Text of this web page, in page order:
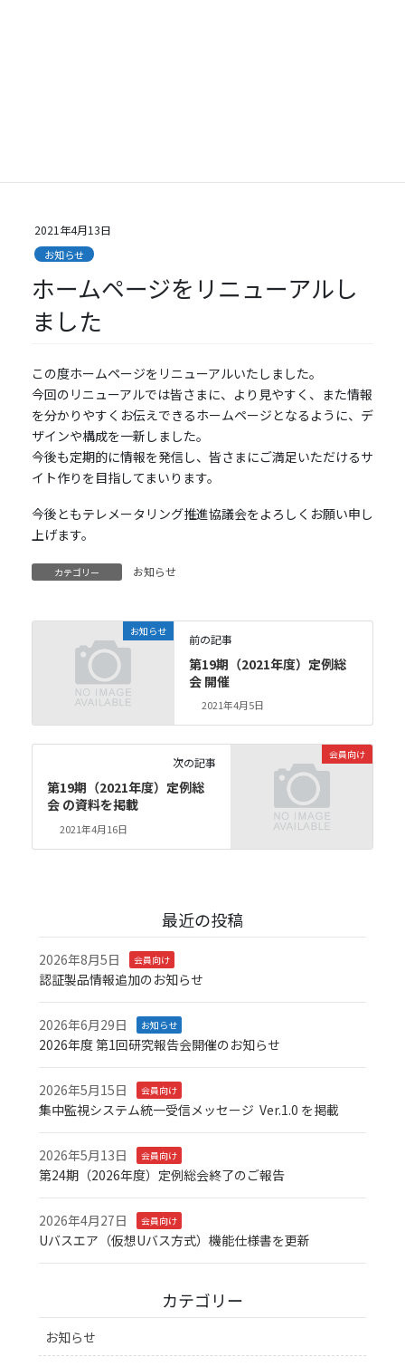
動
2021年4月13日
お知らせ
ホームページをリニューアルし
ました
この度ホームページをリニューアルいたしました。
今回のリニューアルでは皆さまに、より見やすく、また情報
を分かりやすくお伝えできるホームページとなるように、デ
ザインや構成を一新しました。
今後も定期的に情報を発信し、皆さまにご満足いただけるサ
イト作りを目指してまいります。
今後ともテレメータリング推進協議会をよろしくお願い申し
上げます。
カテゴリー お知らせ
お知らせ
前の記事
第19期（2021年度）定例総
会 開催
2021年4月5日
会員向け
次の記事
第19期（2021年度）定例総
会 の資料を掲載
2021年4月16日
最近の投稿
2026年8月5日 会員向け
認証製品情報追加のお知らせ
2026年6月29日 お知らせ
2026年度 第1回研究報告会開催のお知らせ
2026年5月15日 会員向け
集中監視システム統一受信メッセージ Ver.1.0 を掲載
2026年5月13日 会員向け
第24期（2026年度）定例総会終了のご報告
2026年4月27日 会員向け
Uバスエア（仮想Uバス方式）機能仕様書を更新
カテゴリー
お知らせ